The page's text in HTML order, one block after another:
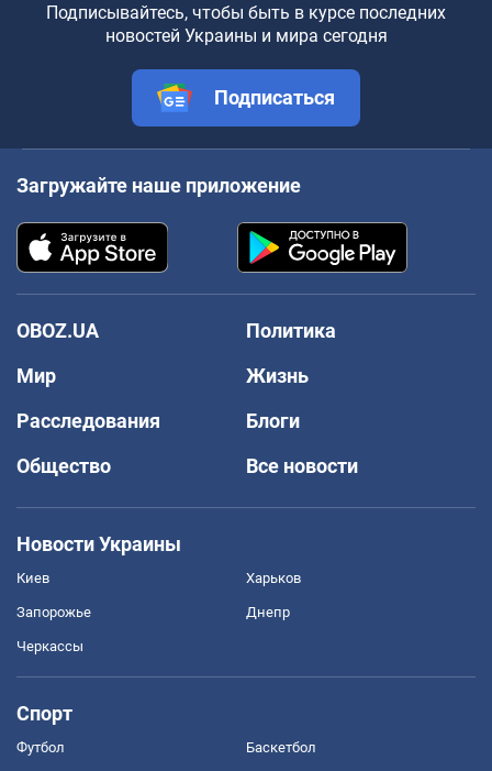
Подписывайтесь, чтобы быть в курсе последних
новостей Украины и мира сегодня
Подписаться
Загружайте наше приложение
OBOZ.UA
Политика
Мир
Жизнь
Расследования
Блоги
Общество
Все новости
Новости Украины
Киев Харьков
Запорожье Днепр
Черкассы
Спорт
Футбол Баскетбол